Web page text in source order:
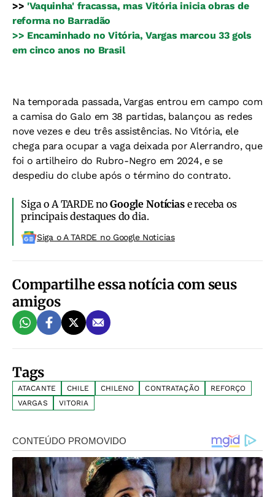
>> 'Vaquinha' fracassa, mas Vitória inicia obras de
reforma no Barradão
>> Encaminhado no Vitória, Vargas marcou 33 gols
em cinco anos no Brasil
Na temporada passada, Vargas entrou em campo com
a camisa do Galo em 38 partidas, balançou as redes
nove vezes e deu três assistências. No Vitória, ele
chega para ocupar a vaga deixada por Alerrandro, que
foi o artilheiro do Rubro-Negro em 2024, e se
despediu do clube após o término do contrato.
Siga o A TARDE noGoogle Notíciase receba os
principais destaques do dia.
Siga o A TARDE no Google Noticias
Compartilhe essa notícia com seus
amigos
Tags
ATACANTE CHILE CHILENO CONTRATAÇÃO
REFORÇO
VARGAS
VITORIA